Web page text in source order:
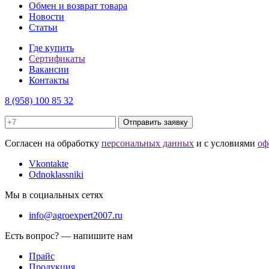
Обмен и возврат товара
Новости
Статьи
Где купить
Сертификаты
Вакансии
Контакты
8 (958) 100 85 32
Отправить заявку
Cогласен на обработку персональных данных и с условиями
Vkontakte
Odnoklassniki
Мы в социальных сетях
info@agroexpert2007.ru
Есть вопрос? — напишите нам
Прайс
Продукция